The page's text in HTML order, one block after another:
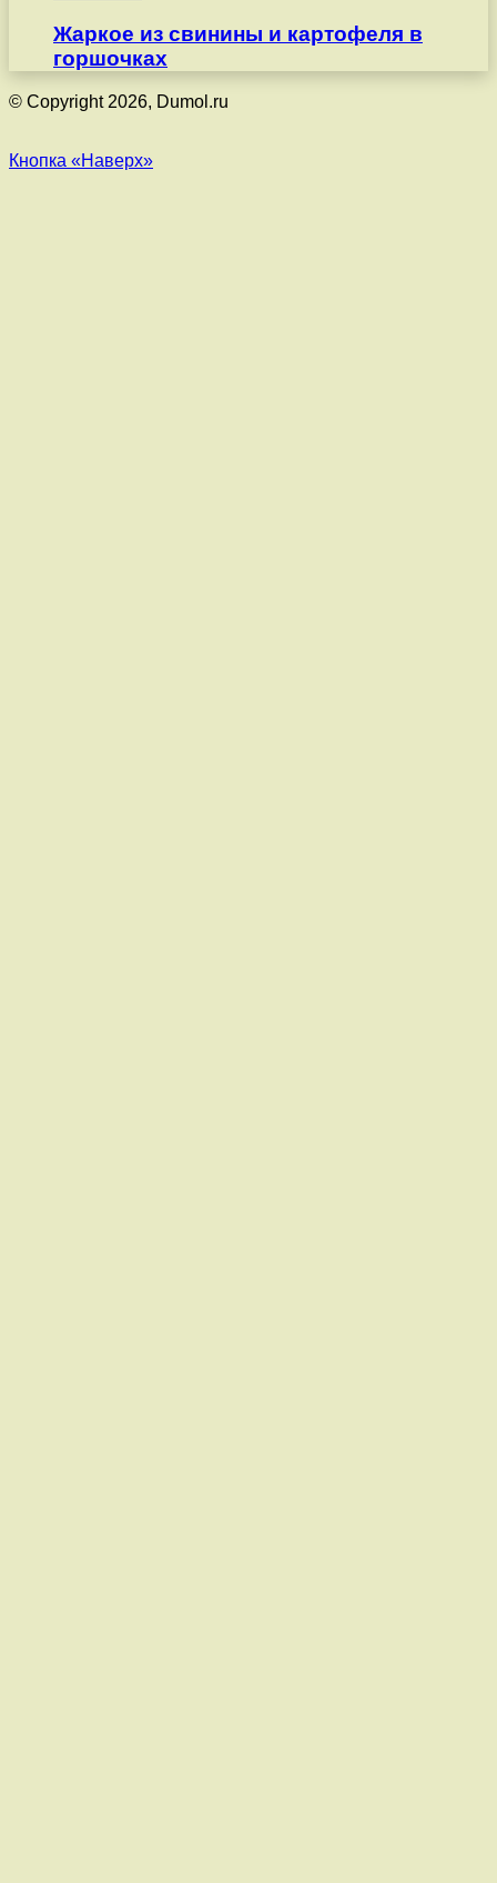
Жаркое из свинины и картофеля в
горшочках
© Copyright 2026, Dumol.ru
Кнопка «Наверх»